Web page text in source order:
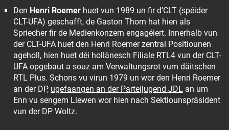
Den Henri Roemer huet vun 1989 un fir d’CLT (spéider
CLT-UFA) geschafft, de Gaston Thorn hat hien als
Spriecher fir de Medienkonzern engagéiert. Innerhalb vun
der CLT-UFA huet den Henri Roemer zentral Positiounen
ageholl, hien huet déi hollänesch Filiale RTL4 vun der CLT-
UFA opgebaut a souz am Verwaltungsrot vum däitschen
RTL Plus. Schons vu virun 1979 un wor den Henri Roemer
an der DP, ugefaangen an der Parteijugend JDL an um
Enn vu sengem Liewen wor hien nach Sektiounspräsident
vun der DP Woltz.